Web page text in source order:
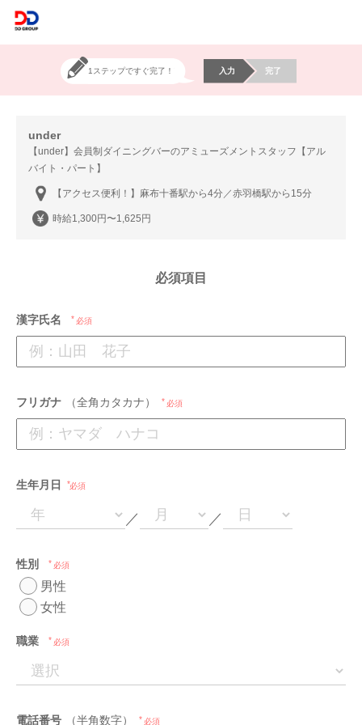
1ステップですぐ完了！ 入力 完了
under
【under】会員制ダイニングバーのアミューズメントスタッフ【アル
バイト・パート】
【アクセス便利！】麻布十番駅から4分／赤羽橋駅から15分
時給1,300円〜1,625円
必須項目
漢字氏名 必須
フリガナ （全角カタカナ） 必須
生年月日 必須
／ ／
性別 必須
男性
女性
職業 必須
電話番号 （半角数字） 必須